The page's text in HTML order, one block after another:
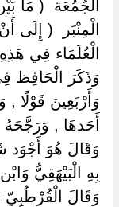
الْجُمُعَة ‏ ‏( مَا
الْمِنْبَر ‏ ‏( إِلَى
الْعُلَمَاء فِي
وَذَكَرَ الْحَافِظ
وَأَرْبَعِينَ قَوْلًا
أَحَدهَا ,
وَقَالَ هُوَ أَجْوَد
بِهِ الْبَيْهَقِيُّ
وَقَالَ